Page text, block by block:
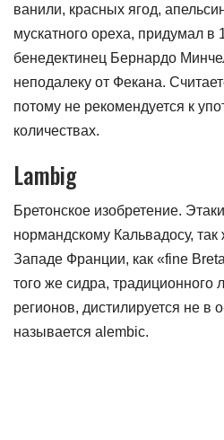
ванили, красных ягод,
мускатного ореха, придумал в
бенедектинец Бернардо
неподалеку от Фекана.
потому не рекомендуется к
количествах.
Lambig
Бретонское изобретение.
нормандскому Кальвадосу,
Западе Франции, как «fine
того же сидра, традиционного
регионов, дистилируется не в
называется alembic.